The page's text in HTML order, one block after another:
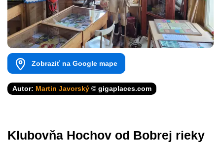
Zobraziť na Google mape
Autor: Martin Javorský © gigaplaces.com
Klubovňa Hochov od Bobrej rieky